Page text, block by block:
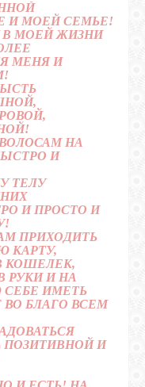
И МОЕЙ СЕМЬЕ!
В МОЕЙ ЖИЗНИ
МЕНЯ И
НА
И
ТЕЛУ
И ПРОСТО И
ПРИХОДИТЬ
КАРТУ,
КОШЕЛЕК,
РУКИ И НА
СЕБЕ ИМЕТЬ
БЛАГО ВСЕМ
И